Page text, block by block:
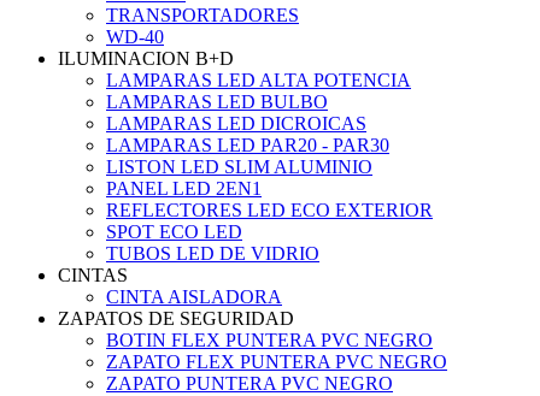
TRANSPORTADORES
WD-40
ILUMINACION B+D
LAMPARAS LED ALTA POTENCIA
LAMPARAS LED BULBO
LAMPARAS LED DICROICAS
LAMPARAS LED PAR20 - PAR30
LISTON LED SLIM ALUMINIO
PANEL LED 2EN1
REFLECTORES LED ECO EXTERIOR
SPOT ECO LED
TUBOS LED DE VIDRIO
CINTAS
CINTA AISLADORA
ZAPATOS DE SEGURIDAD
BOTIN FLEX PUNTERA PVC NEGRO
ZAPATO FLEX PUNTERA PVC NEGRO
ZAPATO PUNTERA PVC NEGRO